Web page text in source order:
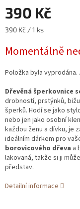
390 Kč
Měrná
390 Kč / 1 ks
Momentálně
Položka byla
Dřevěná šperkovnice
drobností, prstýnků,
šperků. Hodí se jako
nebo jen jako osobní
každou ženu a dívku, je
ideálním dárkem pro
borovicového dřeva a
lakovaná, takže si ji
představ.
Detailní informace